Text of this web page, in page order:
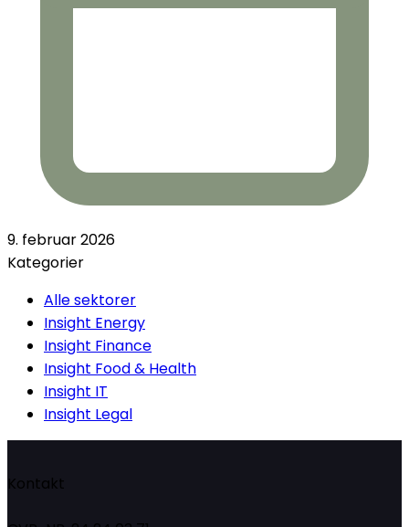
9. februar 2026
Kategorier
Alle sektorer
Insight Energy
Insight Finance
Insight Food & Health
Insight IT
Insight Legal
Kontakt